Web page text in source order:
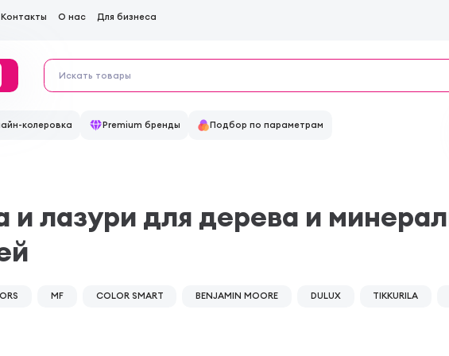
Контакты О нас Для бизнеса
колеровка Premium бренды Подбор по параметрам
и лазури для дерева и
MF COLOR SMART BENJAMIN MOORE DULUX TIKKURILA